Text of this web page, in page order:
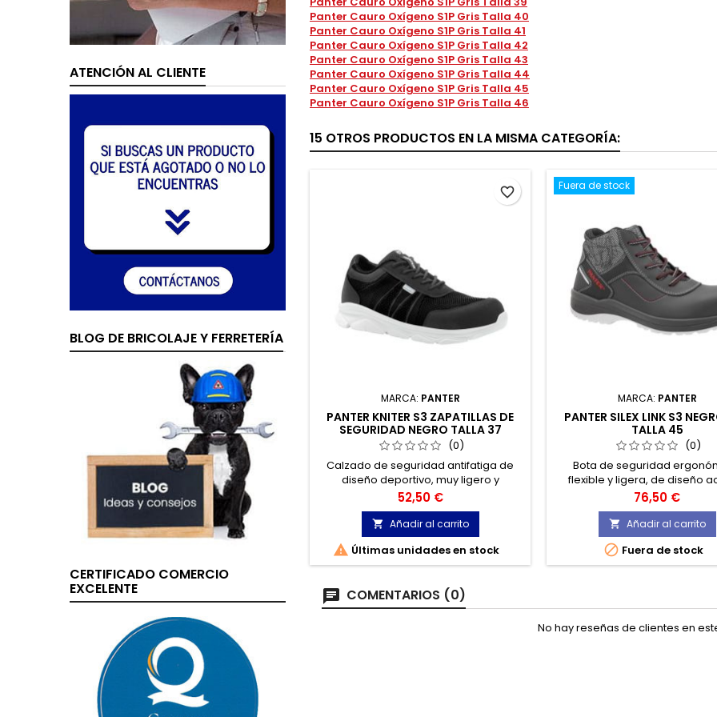
ATENCIÓN AL CLIENTE
BLOG DE BRICOLAJE Y FERRETERÍA
CERTIFICADO COMERCIO
EXCELENTE
Panter Cauro Oxígeno S1P Gris Talla 40
Panter Cauro Oxígeno S1P Gris Talla 41
Panter Cauro Oxígeno S1P Gris Talla 42
Panter Cauro Oxígeno S1P Gris Talla 43
Panter Cauro Oxígeno S1P Gris Talla 44
Panter Cauro Oxígeno S1P Gris Talla 45
Panter Cauro Oxígeno S1P Gris Talla 46
15 OTROS PRODUCTOS EN LA MISMA CATEGORÍA:
MARCA: PANTER
PANTER KNITER S3 ZAPATILLAS DE
SEGURIDAD NEGRO TALLA 37
(0)
Calzado de seguridad antifatiga de
diseño deportivo, muy ligero y
confortable. Fabricado en tejido
técnico de alta resistencia muy
transpirable, con un atractivo diseño y
estética sport-casual.
Precio
52,50 €
 Añadir al carrito
 Últimas unidades en stock
favorite_border Fuera de stock
MARCA: PANTER
PANTER SILEX LINK S3
TALLA 45
(0)
Bota de seguridad
flexible y ligera, de diseño
cierre mediante
Precio
76,50 €
 Añadir al carrito
 Fuera de stock
COMENTARIOS (0)
No hay reseñas de clientes en